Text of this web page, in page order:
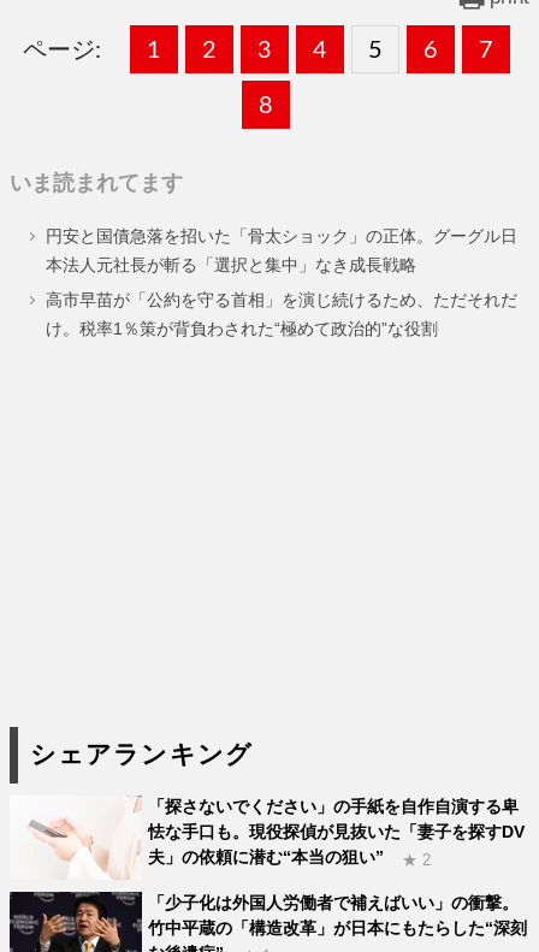
ページ:
固
ー
ジ
1 ,
固
ジ
2 ,
固
定
ジ
3 ,
固
ジ
4 ,
固
ジ
5 ,
固
ジ
6 ,
固
ジ
7
固
ー
ジ
8
いま読まれてます
円安と国債急落を招いた「骨太ショック」の正体。グーグル日
本法人元社長が斬る「選択と集中」なき成長戦略
高市早苗が「公約を守る首相」を演じ続けるため、ただそれだ
け。税率1％策が背負わされた“極めて政治的”な役割
シェアランキング
「探さないでください」の手紙を自作自演する卑
怯な手口も。現役探偵が見抜いた「妻子を探すDV
夫」の依頼に潜む“本当の狙い”
★ 2
「少子化は外国人労働者で補えばいい」の衝撃。
竹中平蔵の「構造改革」が日本にもたらした“深刻